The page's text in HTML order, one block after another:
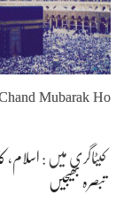
Mubarak Ho
کیٹاگری میں : اسلام ،
تبصرہ بھیجیں